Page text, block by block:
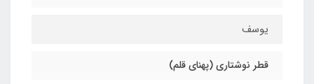
یوسف
قطر نوشتاری (پهنای قلم)